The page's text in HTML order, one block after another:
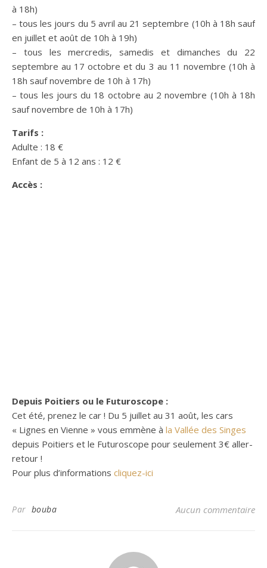
à 18h)
– tous les jours du 5 avril au 21 septembre (10h à 18h sauf
en juillet et août de 10h à 19h)
– tous les mercredis, samedis et dimanches du 22
septembre au 17 octobre et du 3 au 11 novembre (10h à
18h sauf novembre de 10h à 17h)
– tous les jours du 18 octobre au 2 novembre (10h à 18h
sauf novembre de 10h à 17h)
Tarifs :
Adulte : 18 €
Enfant de 5 à 12 ans : 12 €
Accès :
Depuis Poitiers ou le Futuroscope :
Cet été, prenez le car ! Du 5 juillet au 31 août, les cars
« Lignes en Vienne » vous emmène à la Vallée des Singes
depuis Poitiers et le Futuroscope pour seulement 3€ aller-
retour !
Pour plus d’informations cliquez-ici
Par bouba Aucun commentaire